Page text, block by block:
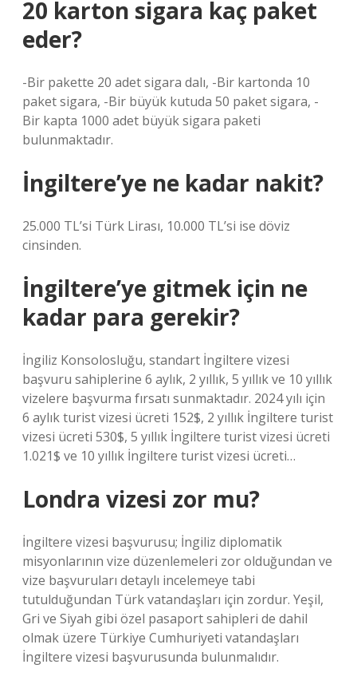
20 karton sigara kaç paket
eder?
-Bir pakette 20 adet sigara dalı, -Bir kartonda 10
paket sigara, -Bir büyük kutuda 50 paket sigara, -
Bir kapta 1000 adet büyük sigara paketi
bulunmaktadır.
İngiltere’ye ne kadar nakit?
25.000 TL’si Türk Lirası, 10.000 TL’si ise döviz
cinsinden.
İngiltere’ye gitmek için ne
kadar para gerekir?
İngiliz Konsolosluğu, standart İngiltere vizesi
başvuru sahiplerine 6 aylık, 2 yıllık, 5 yıllık ve 10 yıllık
vizelere başvurma fırsatı sunmaktadır. 2024 yılı için
6 aylık turist vizesi ücreti 152$, 2 yıllık İngiltere turist
vizesi ücreti 530$, 5 yıllık İngiltere turist vizesi ücreti
1.021$ ve 10 yıllık İngiltere turist vizesi ücreti…
Londra vizesi zor mu?
İngiltere vizesi başvurusu; İngiliz diplomatik
misyonlarının vize düzenlemeleri zor olduğundan ve
vize başvuruları detaylı incelemeye tabi
tutulduğundan Türk vatandaşları için zordur. Yeşil,
Gri ve Siyah gibi özel pasaport sahipleri de dahil
olmak üzere Türkiye Cumhuriyeti vatandaşları
İngiltere vizesi başvurusunda bulunmalıdır.